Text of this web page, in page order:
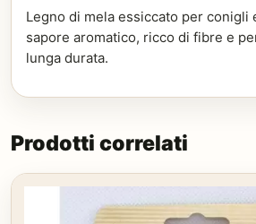
Legno di mela essiccato per conigli
sapore aromatico, ricco di fibre e
lunga durata.
Prodotti correlati